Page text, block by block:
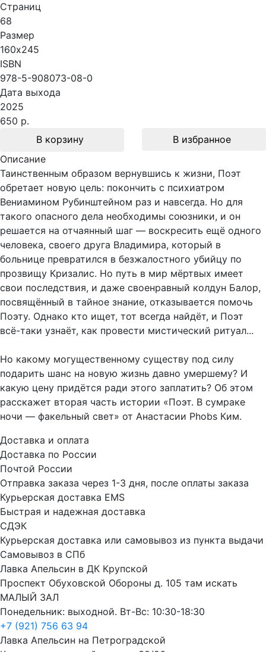
Страниц
68
Размер
160х245
ISBN
978-5-908073-08-0
Дата выхода
2025
650 р.
В корзину
В избранное
Описание
Таинственным образом вернувшись к жизни, Поэт
обретает новую цель: покончить с психиатром
Вениамином Рубинштейном раз и навсегда. Но для
такого опасного дела необходимы союзники, и он
решается на отчаянный шаг — воскресить ещё одного
человека, своего друга Владимира, который в
больнице превратился в безжалостного убийцу по
прозвищу Кризалис. Но путь в мир мёртвых имеет
свои последствия, и даже своенравный колдун Балор,
посвящённый в тайное знание, отказывается помочь
Поэту. Однако кто ищет, тот всегда найдёт, и Поэт
всё-таки узнаёт, как провести мистический ритуал...
Но какому могущественному существу под силу
подарить шанс на новую жизнь давно умершему? И
какую цену придётся ради этого заплатить? Об этом
расскажет вторая часть истории «Поэт. В сумраке
ночи — факельный свет» от Анастасии Phobs Ким.
Доставка и оплата
Доставка по России
Почтой России
Отправка заказа через 1-3 дня, после оплаты заказа
Курьерская доставка EMS
Быстрая и надежная доставка
СДЭК
Курьерская доставка или самовывоз из пункта выдачи
Самовывоз в СПб
Лавка Апельсин в ДК Крупской
Проспект Обуховской Обороны д. 105 там искать
МАЛЫЙ ЗАЛ
Понедельник: выходной. Вт-Вс: 10:30-18:30
+7 (921) 756 63 94
Лавка Апельсин на Петроградской